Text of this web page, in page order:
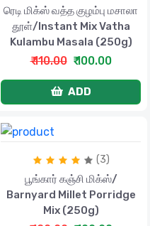
ரெடி மிக்ஸ் வத்த குழம்பு மசாலா
தூள்/Instant Mix Vatha
Kulambu Masala (250g)
₹ 110.00 ₹ 100.00
ADD
(3)
பூங்கார் கஞ்சி மிக்ஸ்/
Barnyard Millet Porridge
Mix (250g)